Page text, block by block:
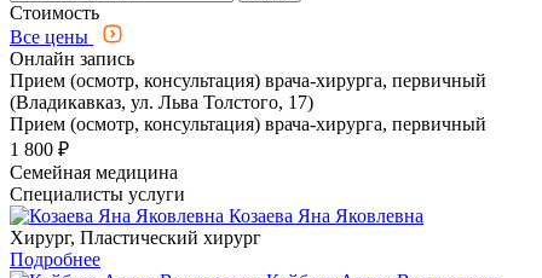
Стоимость
Все цены
Онлайн запись
Прием (осмотр, консультация) врача-хирурга, первичный
(Владикавказ, ул. Льва Толстого, 17)
Прием (осмотр, консультация) врача-хирурга, первичный
1 800 ₽
Семейная медицина
Специалисты услуги
Козаева Яна Яковлевна
Хирург, Пластический хирург
Подробнее